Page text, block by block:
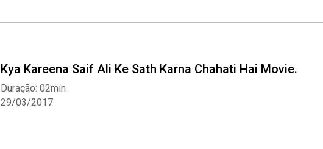
Kya Kareena Saif Ali Ke Sath Karna Chahati Hai Movie.
29/03/2017
Duração: 02min